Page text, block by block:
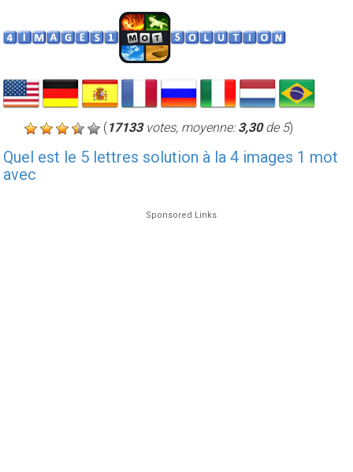
(17133votes, moyenne:3,30de 5)
Quel est le 5 lettres solution à la 4 images 1 mot
avec
Sponsored Links